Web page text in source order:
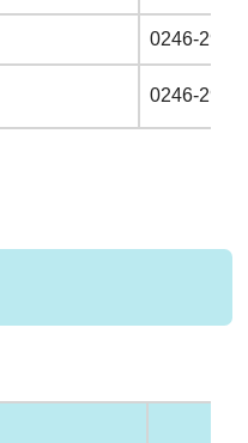
0246-29-
0246-29-